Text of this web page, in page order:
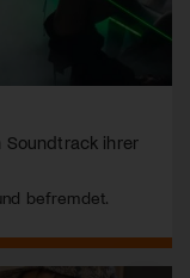
Soundtrack ihrer
befremdet.